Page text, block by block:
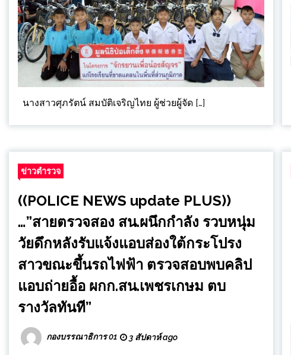
นางสาวศุภรัตน์ สมบัติเจริญไทย ผู้ช่วยผู้จัด […]
ข่าวตำรวจ
((POLICE NEWS update PLUS))
…”สายตรวจสอง สน.ผนึกกำลัง รวบหนุ่ม
วัยดึกหลังรับแจ้งแอบส่องใต้กระโปรง
สาวขณะขึ้นรถไฟฟ้า ตรวจสอบพบคลิป
แอบถ่ายอื้อ ผกก.สน.เพชรเกษม ตบ
รางวัลทันที”
กองบรรณาธิการ 01 3 สัปดาห์ ago